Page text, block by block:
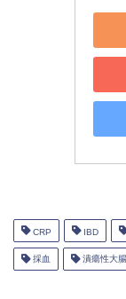
CRP IBD
採血 潰瘍性大